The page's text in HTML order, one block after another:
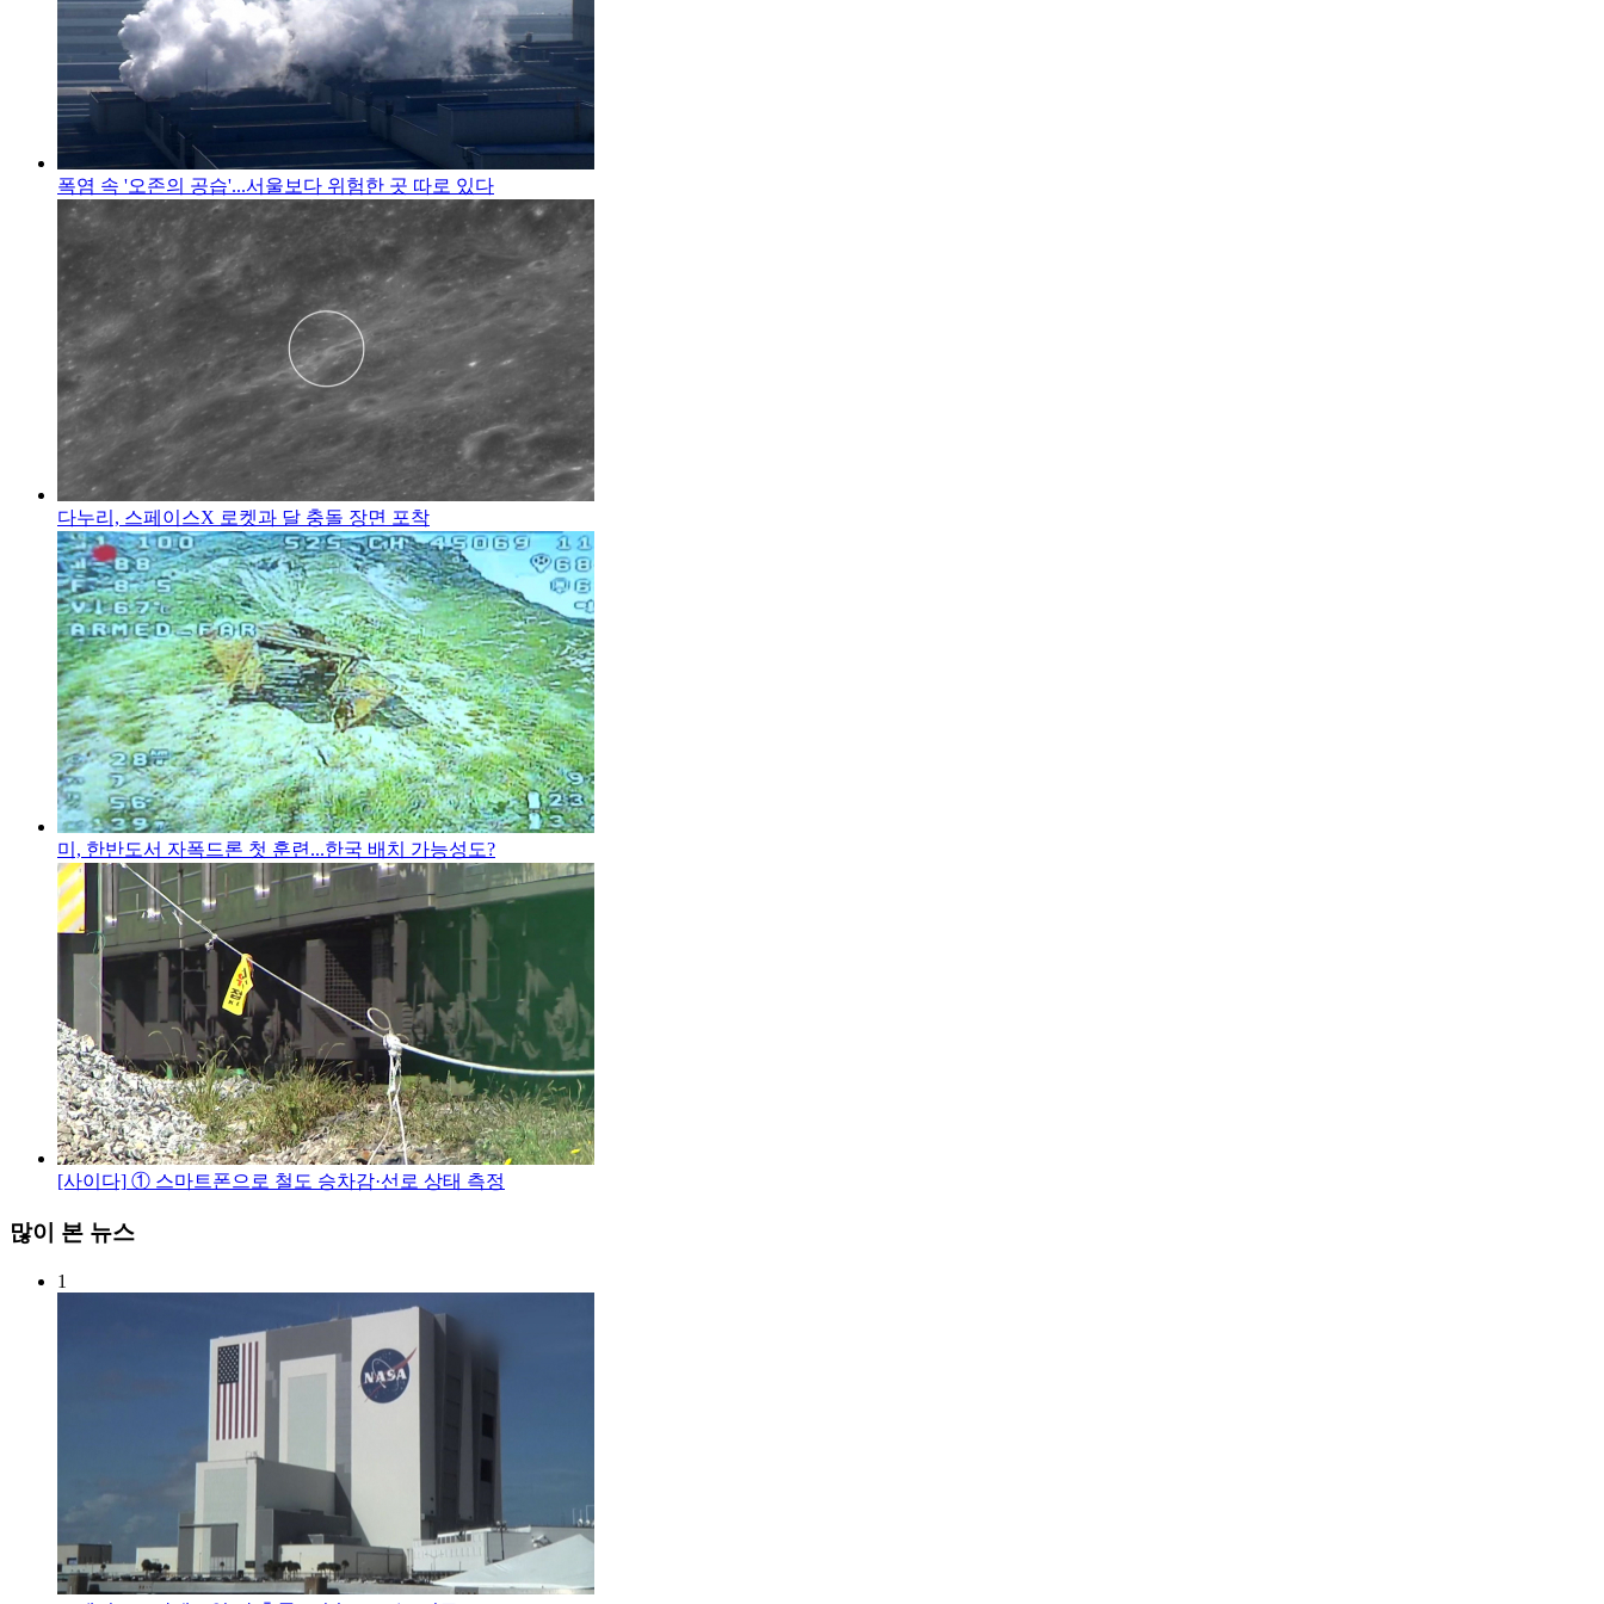
폭염 속 '오존의 공습'...서울보다 위험한 곳 따로 있다
다누리, 스페이스X 로켓과 달 충돌 장면 포착
미, 한반도서 자폭드론 첫 훈련...한국 배치 가능성도?
[사이다] ① 스마트폰으로 철도 승차감·선로 상태 측정
많이 본 뉴스
1